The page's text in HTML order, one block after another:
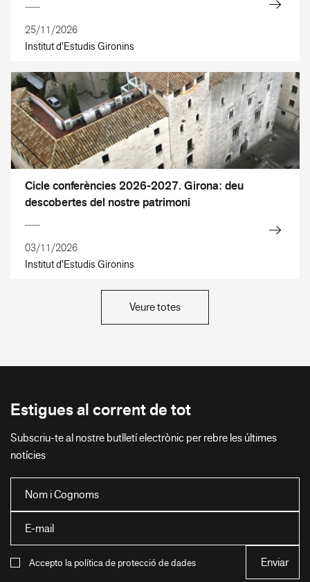
25/11/2026
Institut d'Estudis Gironins
Cicle conferències 2026-2027. Girona: deu
descobertes del nostre patrimoni
03/11/2026
Institut d'Estudis Gironins
Veure totes
Estigues al corrent de tot
Subscriu-te al nostre butlletí electrònic per rebre les últimes
notícies
Accepto la política de protecció de dades